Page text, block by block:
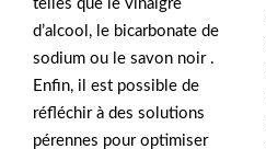
telles que le vinaigre
d’alcool, le bicarbonate de
sodium ou le savon noir .
Enfin, il est possible de
réfléchir à des solutions
pérennes pour optimiser